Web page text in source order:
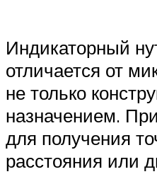
Индикаторный
отличается от
не только
назначением.
для получения
расстояния или